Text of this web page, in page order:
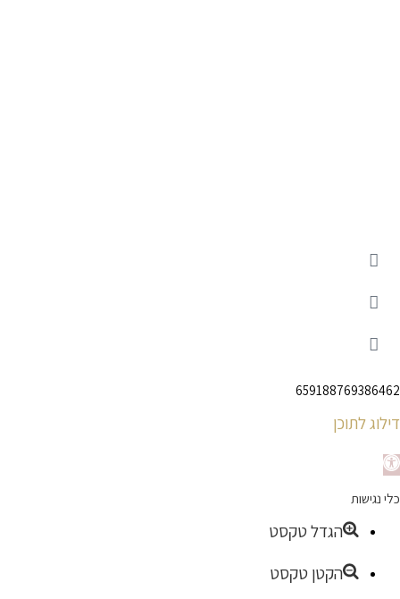
659188769386462
דילוג לתוכן
פתח
סרגל
כלי נגישות
הגדל טקסט
הקטן טקסט